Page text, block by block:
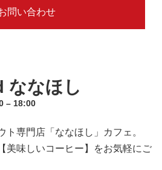
問い合わせ
ななほし
– 18:00
ト専門店「ななほし」カフェ。
美味しいコーヒー】をお気軽にご